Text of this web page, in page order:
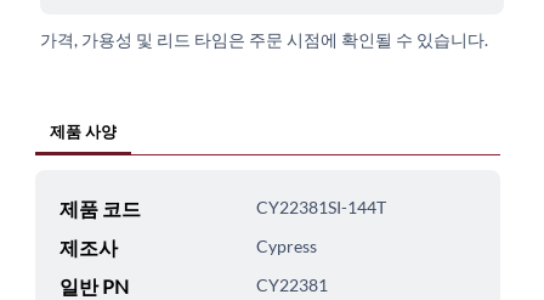
가격, 가용성 및 리드 타임은 주문 시점에 확인될 수 있습니다.
제품 사양
제품 코드 CY22381SI-144T
제조사 Cypress
일반 PN CY22381